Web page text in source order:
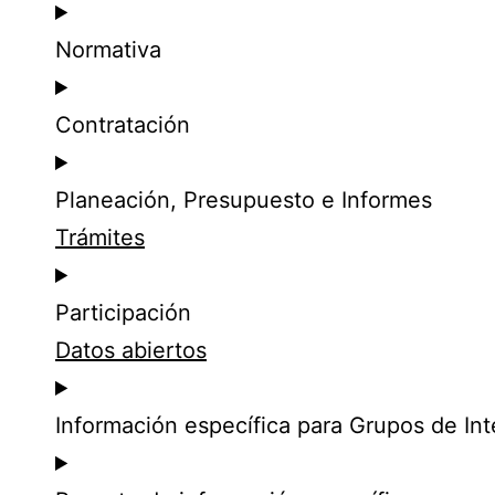
Normativa
Contratación
Planeación, Presupuesto e Informes
Trámites
Participación
Datos abiertos
Información específica para Grupos de